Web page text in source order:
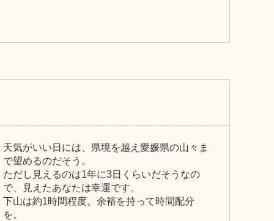
天気がいい日には、県境を越え愛媛県の山々ま
で望めるのだそう。
ただし見えるのは1年に3日くらいだそうなの
で、見えたあなたは幸運です。
下山は約1時間程度。余裕を持って時間配分
を。